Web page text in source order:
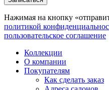
Нажимая на кнопку
политикой
пользовательское соглашение
Коллекции
О компании
Покупателям
Как сделать заказ